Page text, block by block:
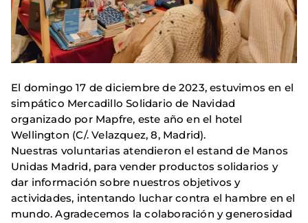
El domingo 17 de diciembre de 2023, estuvimos en el
simpático Mercadillo Solidario de Navidad
organizado por Mapfre, este año en el hotel
Wellington (C/. Velazquez, 8, Madrid).
Nuestras voluntarias atendieron el estand de Manos
Unidas Madrid, para vender productos solidarios y
dar información sobre nuestros objetivos y
actividades, intentando luchar contra el hambre en el
mundo. Agradecemos la colaboración y generosidad